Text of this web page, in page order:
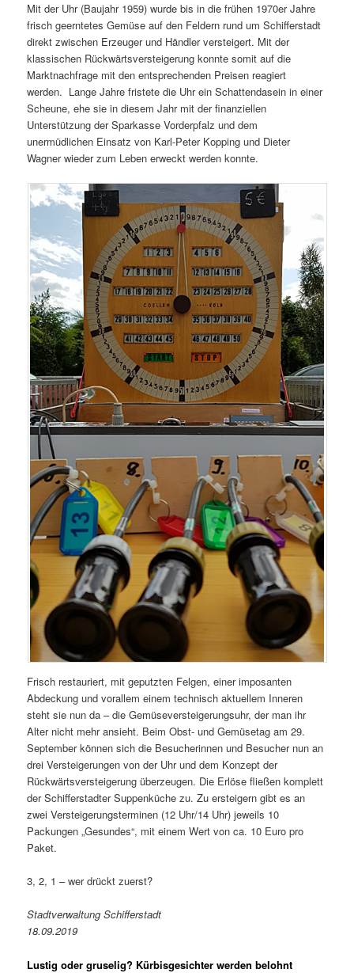
Mit der Uhr (Baujahr 1959) wurde bis in die frühen 1970er Jahre
frisch geerntetes Gemüse auf den Feldern rund um Schifferstadt
direkt zwischen Erzeuger und Händler versteigert. Mit der
klassischen Rückwärtsversteigerung konnte somit auf die
Marktnachfrage mit den entsprechenden Preisen reagiert
werden. Lange Jahre fristete die Uhr ein Schattendasein in einer
Scheune, ehe sie in diesem Jahr mit der finanziellen
Unterstützung der Sparkasse Vorderpfalz und dem
unermüdlichen Einsatz von Karl-Peter Kopping und Dieter
Wagner wieder zum Leben erweckt werden konnte.
Frisch restauriert, mit geputzten Felgen, einer imposanten
Abdeckung und vorallem einem technisch aktuellem Inneren
steht sie nun da – die Gemüseversteigerungsuhr, der man ihr
Alter nicht mehr ansieht. Beim Obst- und Gemüsetag am 29.
September können sich die Besucherinnen und Besucher nun an
drei Versteigerungen von der Uhr und dem Konzept der
Rückwärtsversteigerung überzeugen. Die Erlöse fließen komplett
der Schifferstadter Suppenküche zu. Zu ersteigern gibt es an
zwei Versteigerungsterminen (12 Uhr/14 Uhr) jeweils 10
Packungen „Gesundes“, mit einem Wert von ca. 10 Euro pro
Paket.
3, 2, 1 – wer drückt zuerst?
Stadtverwaltung Schifferstadt
18.09.2019
Lustig oder gruselig? Kürbisgesichter werden belohnt